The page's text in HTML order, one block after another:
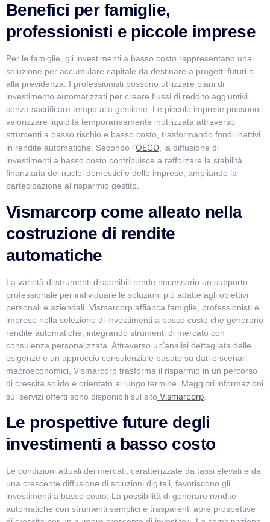
Benefici per famiglie,
professionisti e piccole imprese
Per le famiglie, gli investimenti a basso costo rappresentano una
soluzione per accumulare capitale da destinare a progetti futuri o
alla previdenza. I professionisti possono utilizzare piani di
investimento automatizzati per creare flussi di reddito aggiuntivi
senza sacrificare tempo alla gestione. Le piccole imprese possono
valorizzare liquidità temporaneamente inutilizzata attraverso
strumenti a basso rischio e basso costo, trasformando fondi inattivi
in rendite automatiche. Secondo l’OECD, la diffusione di
investimenti a basso costo contribuisce a rafforzare la stabilità
finanziaria dei nuclei domestici e delle imprese, ampliando la
partecipazione al risparmio gestito.
Vismarcorp come alleato nella
costruzione di rendite
automatiche
La varietà di strumenti disponibili rende necessario un supporto
professionale per individuare le soluzioni più adatte agli obiettivi
personali e aziendali. Vismarcorp affianca famiglie, professionisti e
imprese nella selezione di investimenti a basso costo che generano
rendite automatiche, integrando strumenti di mercato con
consulenza personalizzata. Attraverso un’analisi dettagliata delle
esigenze e un approccio consulenziale basato su dati e scenari
macroeconomici, Vismarcorp trasforma il risparmio in un percorso
di crescita solido e orientato al lungo termine. Maggiori informazioni
sui servizi offerti sono disponibili sul sito Vismarcorp
Le prospettive future degli
investimenti a basso costo
Le condizioni attuali dei mercati, caratterizzate da tassi elevati e da
una crescente diffusione di soluzioni digitali, favoriscono gli
investimenti a basso costo. La possibilità di generare rendite
automatiche con strumenti semplici e trasparenti apre prospettive